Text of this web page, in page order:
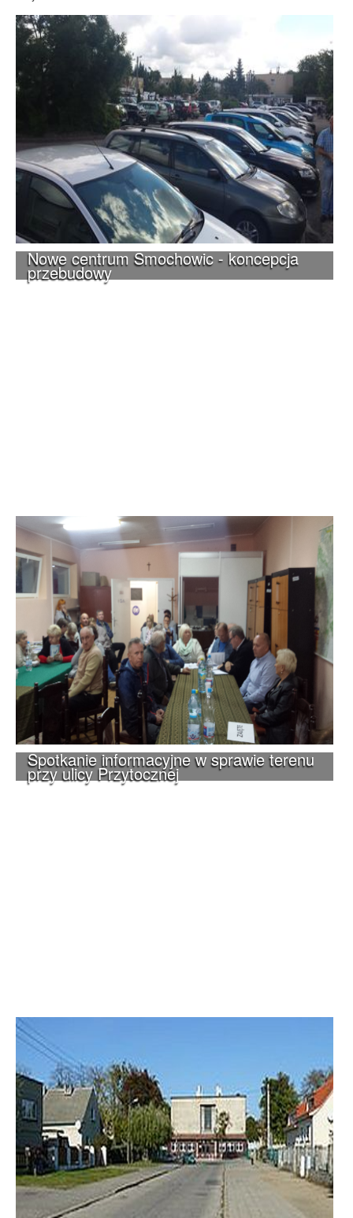
Nowe centrum Smochowic - koncepcja
przebudowy
Spotkanie informacyjne w sprawie terenu
przy ulicy Przytocznej